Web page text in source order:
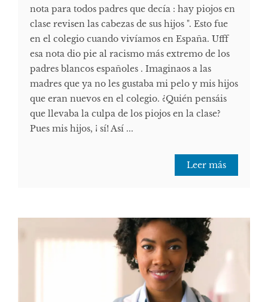
nota para todos padres que decía : hay piojos en
clase revisen las cabezas de sus hijos ". Esto fue
en el colegio cuando vivíamos en España. Ufff
esa nota dio pie al racismo más extremo de los
padres blancos españoles . Imaginaos a las
madres que ya no les gustaba mi pelo y mis hijos
que eran nuevos en el colegio. ¿Quién pensáis
que llevaba la culpa de los piojos en la clase?
Pues mis hijos, ¡ sí! Así ...
Leer más